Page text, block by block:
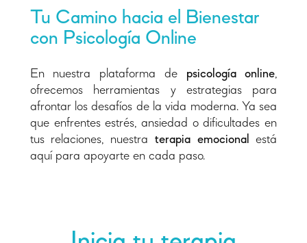
Tu Camino hacia el Bienestar
con Psicología Online
En nuestra plataforma de psicología online,
ofrecemos herramientas y estrategias para
afrontar los desafíos de la vida moderna. Ya sea
que enfrentes estrés, ansiedad o dificultades en
tus relaciones, nuestra terapia emocional está
aquí para apoyarte en cada paso.